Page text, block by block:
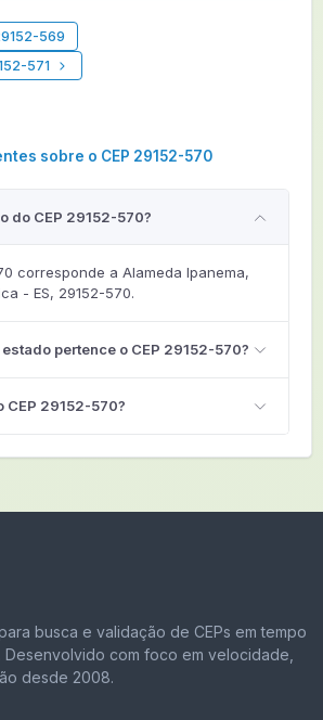
569
571
sobre o CEP 29152-570
do CEP 29152-570?
corresponde a Alameda Ipanema,
- ES, 29152-570.
pertence o CEP 29152-570?
CEP 29152-570?
busca e validação de CEPs em tempo
com foco em velocidade,
desde 2008.